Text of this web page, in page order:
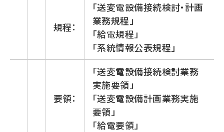
規程：
「送変電設備接続検討・計画
業務規程」
「給電規程」
「系統情報公表規程」
要領：
「送変電設備接続検討業務
実施要領」
「送変電設備計画業務実施
要領」
「給電要領」